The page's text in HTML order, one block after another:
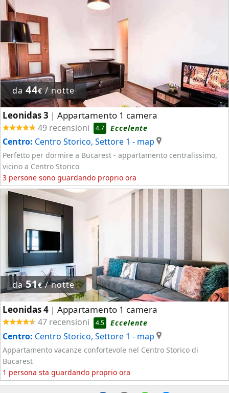
da 44€/ notte
Leonidas 3 | Appartamento 1 camera
49 recensioni 4.7 Eccelente
Centro: Centro Storico, Settore 1 - map
Perfetto per dormire a Bucarest - appartamento centralissimo,
vicino a Centro Storico
3 persone sono guardando proprio ora
da51€/ notte
Leonidas 4 | Appartamento 1 camera
47 recensioni 4.5 Eccelente
Centro: Centro Storico, Settore 1 - map
Appartamento vacanze confortevole nel Centro Storico di
Bucarest
1 persona sta guardando proprio ora